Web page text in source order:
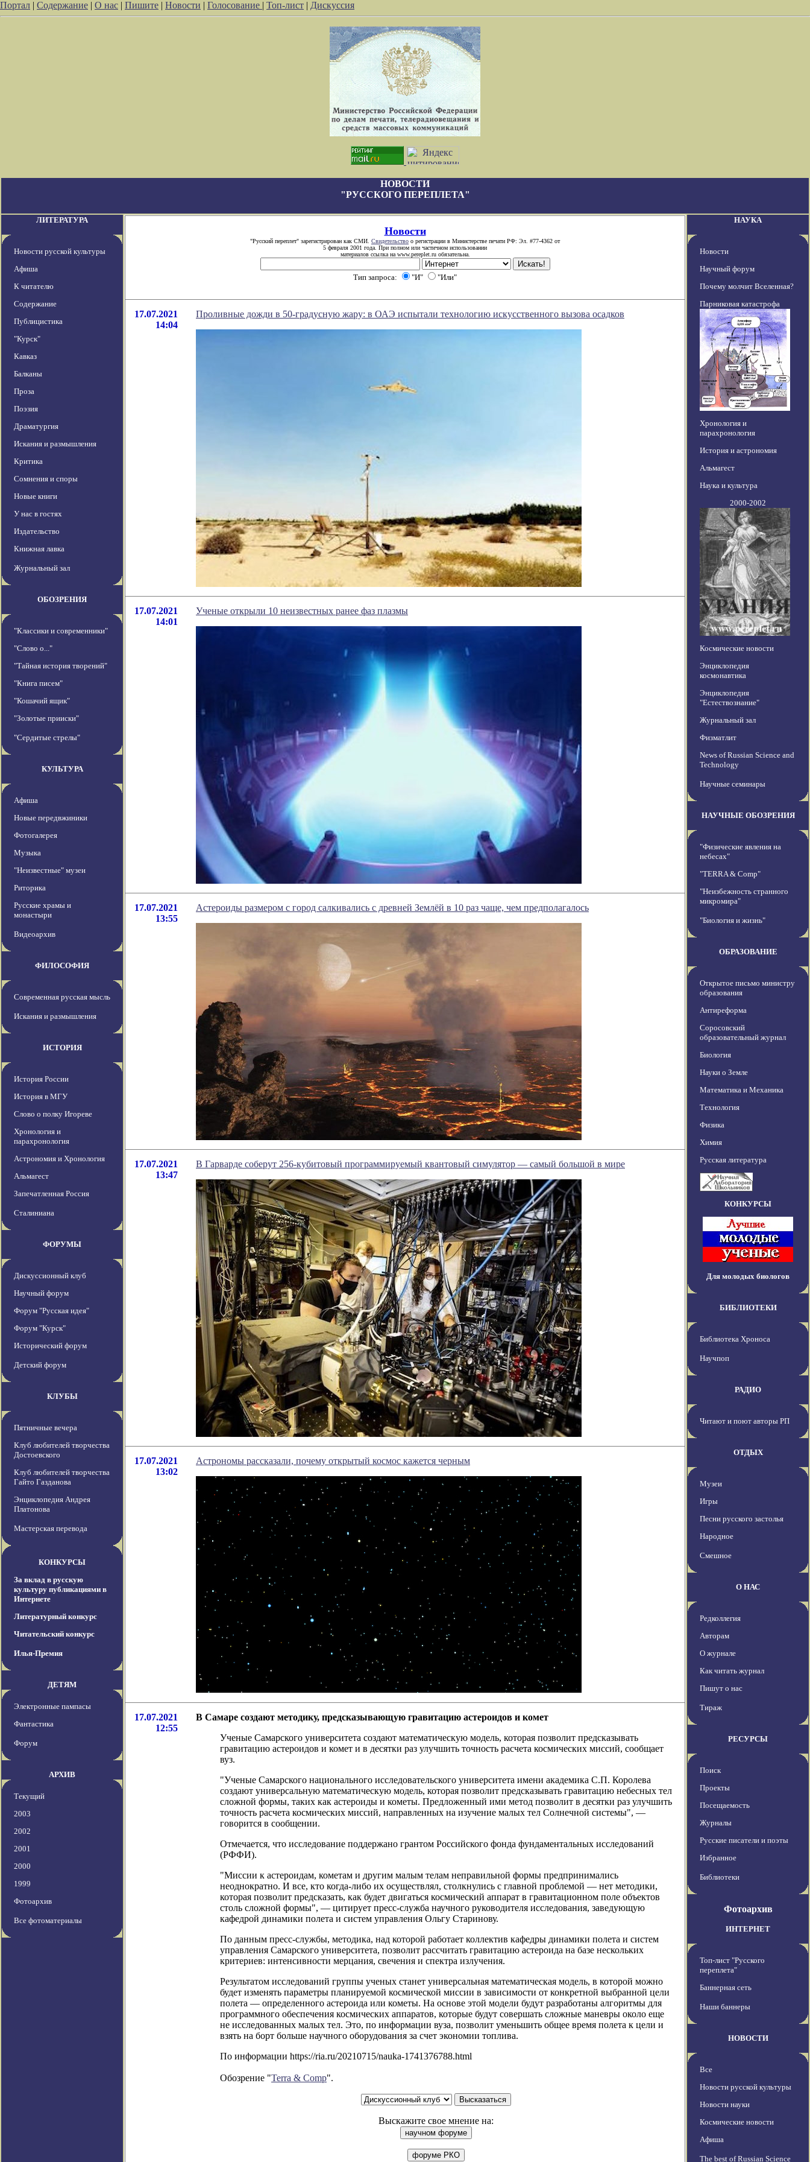
Портал | Содержание | О нас | Пишите | Новости | Голосование | Топ-лист | Дискуссия
НОВОСТИ
"РУССКОГО ПЕРЕПЛЕТА"
ЛИТЕРАТУРА
Новости русской культуры
Афиша
К читателю
Содержание
Публицистика
"Курск"
Кавказ
Балканы
Проза
Поэзия
Драматургия
Искания и размышления
Критика
Сомнения и споры
Новые книги
У нас в гостях
Издательство
Книжная лавка
Журнальный зал
ОБОЗРЕНИЯ
"Классики и современники"
"Слово о..."
"Тайная история творений"
"Книга писем"
"Кошачий ящик"
"Золотые прииски"
"Сердитые стрелы"
КУЛЬТУРА
Афиша
Новые передвжиники
Фотогалерея
Музыка
"Неизвестные" музеи
Риторика
Русские храмы и
монастыри
Видеоархив
ФИЛОСОФИЯ
Современная русская мысль
Искания и размышления
ИСТОРИЯ
История России
История в МГУ
Слово о полку Игореве
Хронология и
парахронология
Астрономия и Хронология
Альмагест
Запечатленная Россия
Сталиниана
ФОРУМЫ
Дискуссионный клуб
Научный форум
Форум "Русская идея"
Форум "Курск"
Исторический форум
Детский форум
КЛУБЫ
Пятничные вечера
Клуб любителей творчества
Достоевского
Клуб любителей творчества
Гайто Газданова
Энциклопедия Андрея
Платонова
Мастерская перевода
КОНКУРСЫ
За вклад в русскую
культуру публикациями в
Интернете
Литературный конкурс
Читательский конкурс
Илья-Премия
ДЕТЯМ
Электронные пампасы
Фантастика
Форум
АРХИВ
Текущий
2003
2002
2001
2000
1999
Фотоархив
Все фотоматериалы
Новости
"Русский переплет" зарегистрирован как СМИ. Свидетельство о регистрации в Министерстве печати РФ: Эл. #77-4362 от
5 февраля 2001 года. При полном или частичном использовании
материалов ссылка на www.pereplet.ru обязательна.
Тип запроса: "И" "Или"
17.07.2021
14:04
Проливные дожди в 50-градусную жару: в ОАЭ испытали технологию искусственного вызова осадков
17.07.2021
14:01
Ученые открыли 10 неизвестных ранее фаз плазмы
17.07.2021
13:55
Астероиды размером с город салкивались с древней Землёй в 10 раз чаще, чем предполагалось
17.07.2021
13:47
В Гарварде соберут 256-кубитовый программируемый квантовый симулятор — самый большой в мире
17.07.2021
13:02
Астрономы рассказали, почему открытый космос кажется черным
17.07.2021
12:55
В Самаре создают методику, предсказывающую гравитацию астероидов и комет
Ученые Самарского университета создают математическую модель, которая позволит предсказывать
гравитацию астероидов и комет и в десятки раз улучшить точность расчета космических миссий, сообщает
вуз.
"Ученые Самарского национального исследовательского университета имени академика С.П. Королева
создают универсальную математическую модель, которая позволит предсказывать гравитацию небесных тел
сложной формы, таких как астероиды и кометы. Предложенный ими метод позволит в десятки раз улучшить
точность расчета космических миссий, направленных на изучение малых тел Солнечной системы", —
говорится в сообщении.
Отмечается, что исследование поддержано грантом Российского фонда фундаментальных исследований
(РФФИ).
"Миссии к астероидам, кометам и другим малым телам неправильной формы предпринимались
неоднократно. И все, кто когда-либо их осуществлял, столкнулись с главной проблемой — нет методики,
которая позволит предсказать, как будет двигаться космический аппарат в гравитационном поле объектов
столь сложной формы", — цитирует пресс-служба научного руководителя исследования, заведующую
кафедрой динамики полета и систем управления Ольгу Старинову.
По данным пресс-службы, методика, над которой работает коллектив кафедры динамики полета и систем
управления Самарского университета, позволит рассчитать гравитацию астероида на базе нескольких
критериев: интенсивности мерцания, свечения и спектра излучения.
Результатом исследований группы ученых станет универсальная математическая модель, в которой можно
будет изменять параметры планируемой космической миссии в зависимости от конкретной выбранной цели
полета — определенного астероида или кометы. На основе этой модели будут разработаны алгоритмы для
программного обеспечения космических аппаратов, которые будут совершать сложные маневры около еще
не исследованных малых тел. Это, по информации вуза, позволит уменьшить общее время полета к цели и
взять на борт больше научного оборудования за счет экономии топлива.
По информации https://ria.ru/20210715/nauka-1741376788.html
Обозрение "Terra & Comp".
Выскажите свое мнение на:
НАУКА
Новости
Научный форум
Почему молчит Вселенная?
Парниковая катастрофа
Хронология и
парахронология
История и астрономия
Альмагест
Наука и культура
2000-2002
Космические новости
Энциклопедия
космонавтика
Энциклопедия
"Естествознание"
Журнальный зал
Физматлит
News of Russian Science and
Technology
Научные семинары
НАУЧНЫЕ ОБОЗРЕНИЯ
"Физические явления на
небесах"
"TERRA & Comp"
"Неизбежность странного
микромира"
"Биология и жизнь"
ОБРАЗОВАНИЕ
Открытое письмо министру
образования
Антиреформа
Соросовский
образовательный журнал
Биология
Науки о Земле
Математика и Механика
Технология
Физика
Химия
Русская литература
КОНКУРСЫ
Для молодых биологов
БИБЛИОТЕКИ
Библиотека Хроноса
Научпоп
РАДИО
Читают и поют авторы РП
ОТДЫХ
Музеи
Игры
Песни русского застолья
Народное
Смешное
О НАС
Редколлегия
Авторам
О журнале
Как читать журнал
Пишут о нас
Тираж
РЕСУРСЫ
Поиск
Проекты
Посещаемость
Журналы
Русские писатели и поэты
Избранное
Библиотеки
Фотоархив
ИНТЕРНЕТ
Топ-лист "Русского
переплета"
Баннерная сеть
Наши баннеры
НОВОСТИ
Все
Новости русской культуры
Новости науки
Космические новости
Афиша
The best of Russian Science